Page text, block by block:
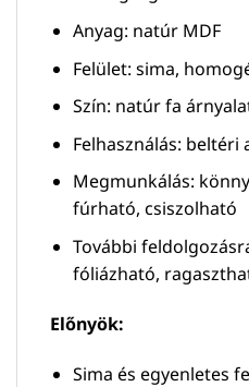
Anyag: natúr MDF
Felület: sima,
Szín: natúr fa
Felhasználás: beltéri
Megmunkálás:
fúrható, csiszolható
További
fóliázható,
Előnyök:
Sima és egyenletes